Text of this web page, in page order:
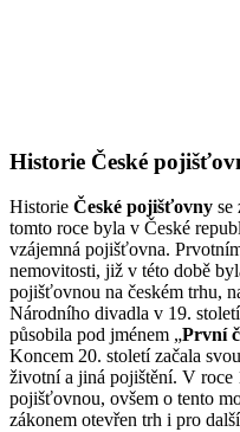
Historie České
Historie České pojišťovny se
tomto roce byla v České
vzájemná pojišťovna.
nemovitosti, již v této době
pojišťovnou na českém trhu,
Národního divadla v 19.
působila pod jménem „První
Koncem 20. století začala
životní a jiná pojištění. V
pojišťovnou, ovšem o tento
zákonem otevřen trh i pro